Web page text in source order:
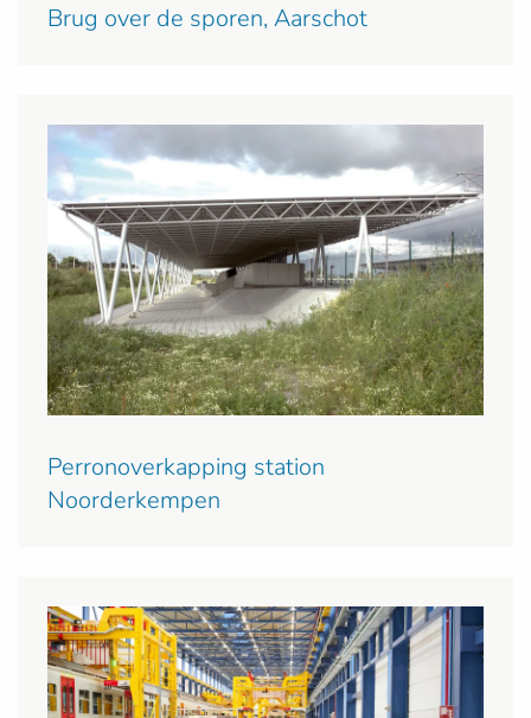
Brug over de sporen, Aarschot
Perronoverkapping station
Noorderkempen